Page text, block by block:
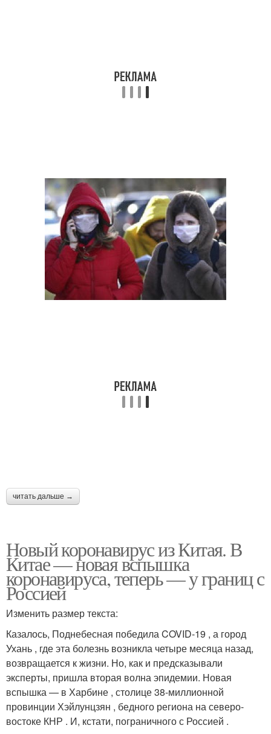
Новый тип Коронавирус в мире
Китайские
коронавирусы
читать дальше →
Новый коронавирус из Китая. В
Китае — новая вспышка
коронавируса, теперь — у границ с
Россией
Изменить размер текста:
Казалось, Поднебесная победила COVID-19 , а город
Ухань , где эта болезнь возникла четыре месяца назад,
возвращается к жизни. Но, как и предсказывали
эксперты, пришла вторая волна эпидемии. Новая
вспышка — в Харбине , столице 38-миллионной
провинции Хэйлунцзян , бедного региона на северо-
востоке КНР . И, кстати, пограничного с Россией .